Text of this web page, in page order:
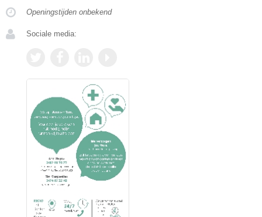
Openingstijden onbekend
Sociale media: